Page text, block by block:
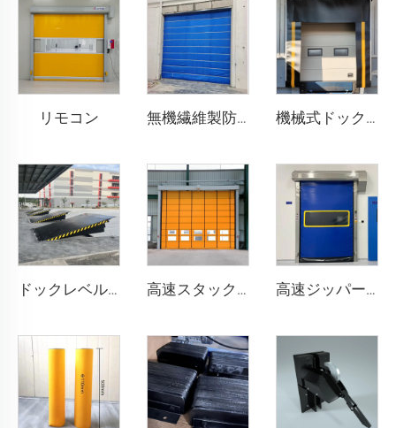
リモコン 無機繊維製防火シャッタードア 機械式ドックシェルター
ドックレベル러 高速スタックドア 高速ジッパー式ドア